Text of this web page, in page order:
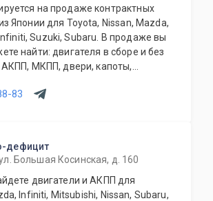
на продаже контрактных
Японии для Toyota, Nissan, Mazda,
Suzuki, Subaru. В продаже вы
найти: двигателя в сборе и без
АКПП, МКПП, двери, капоты,
фонари, телевизоры, радиаторы,
доставку по Москве и
области, транспортной компанией
доставку до транспортной
83
дефицит
Большая Косинская, д. 160
двигатели и АКПП для
Infiniti, Mitsubishi, Nissan, Subaru,